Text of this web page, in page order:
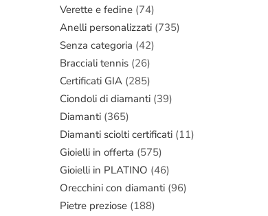
Verette e fedine (74)
Anelli personalizzati (735)
Senza categoria (42)
Bracciali tennis (26)
Certificati GIA (285)
Ciondoli di diamanti (39)
Diamanti (365)
Diamanti sciolti certificati (11)
Gioielli in offerta (575)
Gioielli in PLATINO (46)
Orecchini con diamanti (96)
Pietre preziose (188)